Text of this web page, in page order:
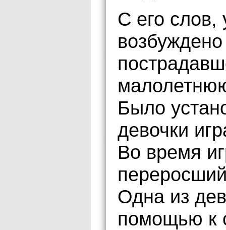
С его слов,
Было
девочки
Во время
Одна из
помощью к